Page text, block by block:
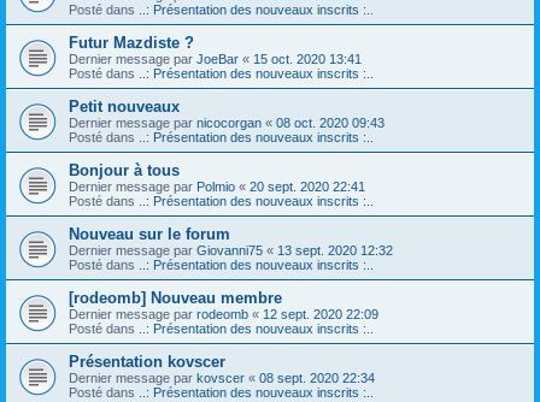
Posté dans
..: Présentation des nouveaux inscrits :..
Futur Mazdiste ?
Dernier message par JoeBar « 15 oct. 2020 13:41
Posté dans
..: Présentation des nouveaux inscrits :..
Petit nouveaux
Dernier message par nicocorgan « 08 oct. 2020 09:43
Posté dans
..: Présentation des nouveaux inscrits :..
Bonjour à tous
Dernier message par Polmio « 20 sept. 2020 22:41
Posté dans
..: Présentation des nouveaux inscrits :..
Nouveau sur le forum
Dernier message par Giovanni75 « 13 sept. 2020 12:32
Posté dans
..: Présentation des nouveaux inscrits :..
[rodeomb] Nouveau membre
Dernier message par rodeomb « 12 sept. 2020 22:09
Posté dans
..: Présentation des nouveaux inscrits :..
Présentation kovscer
Dernier message par kovscer « 08 sept. 2020 22:34
Posté dans
..: Présentation des nouveaux inscrits :..